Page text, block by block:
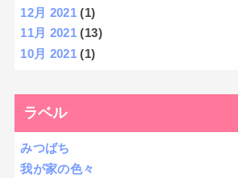
12月 2021 (1)
11月 2021 (13)
10月 2021 (1)
ラベル
みつばち
我が家の色々